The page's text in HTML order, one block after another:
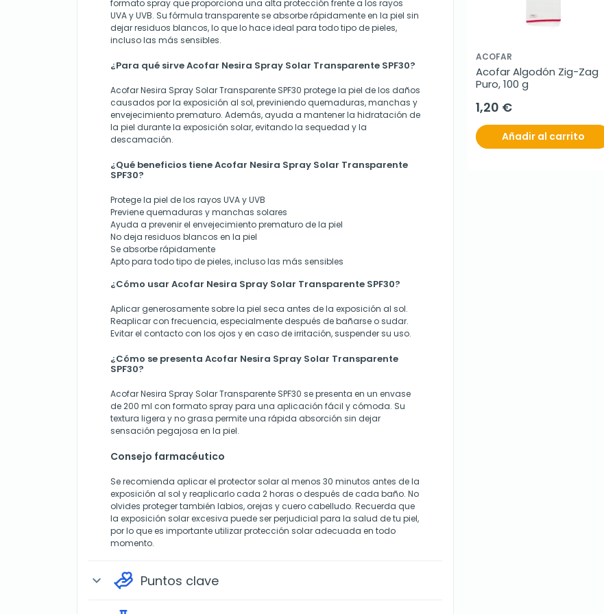
formato spray que proporciona una alta protección frente a los rayos
UVA y UVB. Su fórmula transparente se absorbe rápidamente en la piel sin
dejar residuos blancos, lo que lo hace ideal para todo tipo de pieles,
incluso las más sensibles.
¿Para qué sirve Acofar Nesira Spray Solar Transparente SPF30?
Acofar Nesira Spray Solar Transparente SPF30 protege la piel de los daños
causados por la exposición al sol, previniendo quemaduras, manchas y
envejecimiento prematuro. Además, ayuda a mantener la hidratación de
la piel durante la exposición solar, evitando la sequedad y la
descamación.
¿Qué beneficios tiene Acofar Nesira Spray Solar Transparente
SPF30?
Protege la piel de los rayos UVA y UVB
Previene quemaduras y manchas solares
Ayuda a prevenir el envejecimiento prematuro de la piel
No deja residuos blancos en la piel
Se absorbe rápidamente
Apto para todo tipo de pieles, incluso las más sensibles
¿Cómo usar Acofar Nesira Spray Solar Transparente SPF30?
Aplicar generosamente sobre la piel seca antes de la exposición al sol.
Reaplicar con frecuencia, especialmente después de bañarse o sudar.
Evitar el contacto con los ojos y en caso de irritación, suspender su uso.
¿Cómo se presenta Acofar Nesira Spray Solar Transparente
SPF30?
Acofar Nesira Spray Solar Transparente SPF30 se presenta en un envase
de 200 ml con formato spray para una aplicación fácil y cómoda. Su
textura ligera y no grasa permite una rápida absorción sin dejar
sensación pegajosa en la piel.
Consejo farmacéutico
Se recomienda aplicar el protector solar al menos 30 minutos antes de la
exposición al sol y reaplicarlo cada 2 horas o después de cada baño. No
olvides proteger también labios, orejas y cuero cabelludo. Recuerda que
la exposición solar excesiva puede ser perjudicial para la salud de tu piel,
por lo que es importante utilizar protección solar adecuada en todo
momento.
expand_more Puntos clave
ACOFAR
Acofar Algodón Zig-Zag
Puro, 100 g
1,20 €
Añadir al carrito